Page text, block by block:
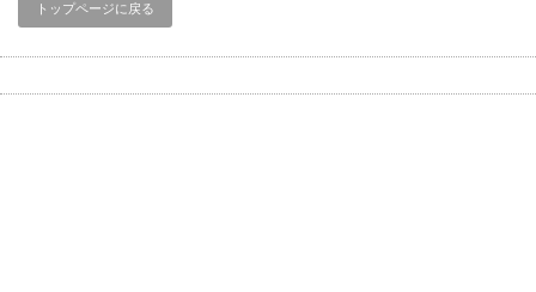
トップページに戻る